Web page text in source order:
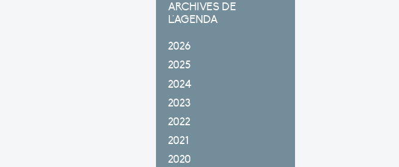
ARCHIVES DE
L'AGENDA
2026
2025
2024
2023
2022
2021
2020